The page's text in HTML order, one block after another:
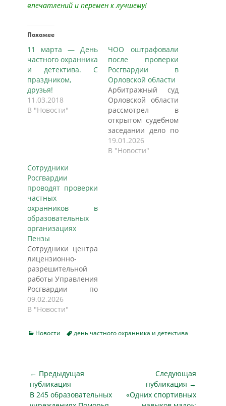
впечатлений и перемен к лучшему!
Похожее
11 марта — День
частного охранника
и детектива. С
праздником,
друзья!
11.03.2018
В "Новости"
ЧОО оштрафовали
после проверки
Росгвардии в
Орловской области
Арбитражный суд
Орловской области
рассмотрел в
открытом судебном
заседании дело по
заявлению
Управления
проверили два…
19.01.2026
В "Новости"
Сотрудники
Росгвардии
проводят проверки
частных
охранников в
образовательных
организациях
Пензы
Сотрудники центра
лицензионно-
разрешительной
работы Управления
Росгвардии по
Пензенской
области
проведение
отношении
работников
частных охранных
организаций,
09.02.2026
В "Новости"
Categories
Новости Tagsдень частного охранника и детектива
Навигация
по
записям
← Предыдущая
публикация
Предыдущая
В 245 образовательных
Следующая
публикация →
Следующая
«Одних спортивных